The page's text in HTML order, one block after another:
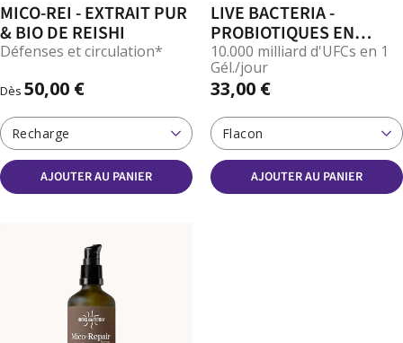
MICO-REI - EXTRAIT PUR
& BIO DE REISHI
Défenses et circulation*
Dès 50,00 €
Recharge
AJOUTER AU PANIER
LIVE BACTERIA -
PROBIOTIQUES EN
GÉLULES
10.000 milliard d'UFCs en 1
Gél./jour
33,00 €
Flacon
AJOUTER AU PANIER